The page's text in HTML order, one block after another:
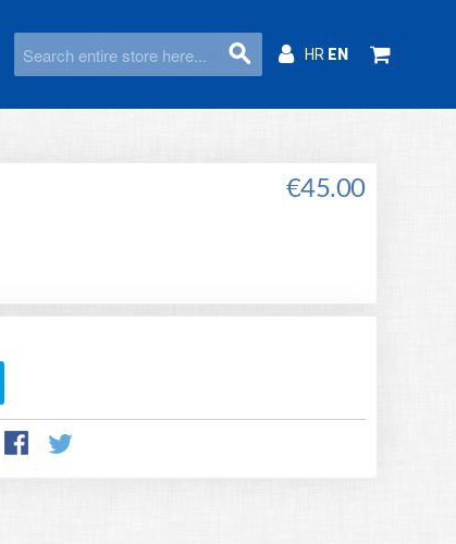
HR EN
€45.00